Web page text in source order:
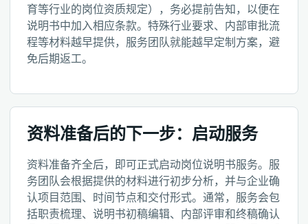
育等行业的岗位资质规定），务必提前告知，以便在
说明书中加入相应条款。特殊行业要求、内部审批流
程等材料越早提供，服务团队就能越早定制方案，避
免后期返工。
资料准备后的下一步：启动服务
资料准备齐全后，即可正式启动岗位说明书服务。服
务团队会根据提供的材料进行初步分析，并与企业确
认项目范围、时间节点和交付形式。通常，服务会包
括职责梳理、说明书初稿编辑、内部评审和终稿确认